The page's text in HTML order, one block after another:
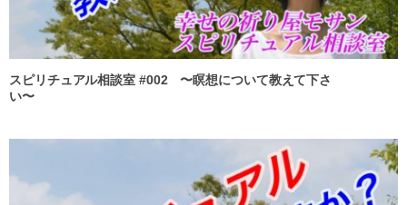
スピリチュアル相談室 #002 〜瞑想について教えて下さ
い〜